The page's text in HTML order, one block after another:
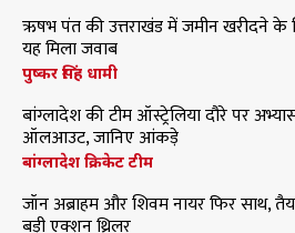
ऋषभ पंत की उत्तराखंड में जमीन खरीदने के
यह मिला जवाब
पुष्कर सिंह धामी
बांग्लादेश की टीम ऑस्ट्रेलिया दौरे पर
ऑलआउट, जानिए आंकड़े
बांग्लादेश क्रिकेट टीम
जॉन अब्राहम और शिवम नायर फिर साथ,
बड़ी एक्शन थ्रिलर